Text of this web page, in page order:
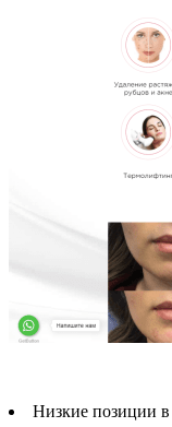
Низкие позиции в